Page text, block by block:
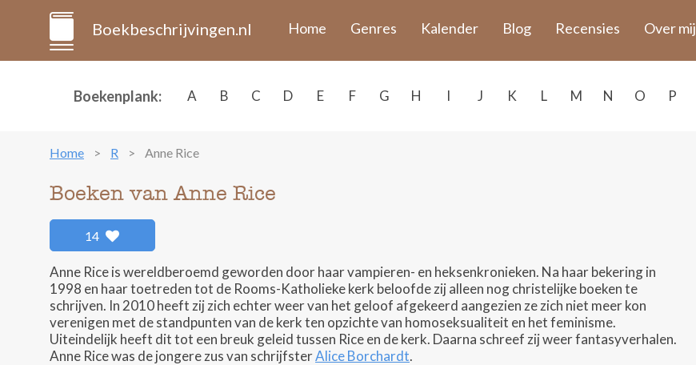
Boekbeschrijvingen.nl Home Genres Kalender Blog Recensies Over mij
Boekenplank: A B C D E F G H I J K L M N O P
Home R Anne Rice
Boeken van Anne Rice
14
Anne Rice is wereldberoemd geworden door haar vampieren- en heksenkronieken. Na haar bekering in
1998 en haar toetreden tot de Rooms-Katholieke kerk beloofde zij alleen nog christelijke boeken te
schrijven. In 2010 heeft zij zich echter weer van het geloof afgekeerd aangezien ze zich niet meer kon
verenigen met de standpunten van de kerk ten opzichte van homoseksualiteit en het feminisme.
Uiteindelijk heeft dit tot een breuk geleid tussen Rice en de kerk. Daarna schreef zij weer fantasyverhalen.
Anne Rice was de jongere zus van schrijfsterAlice Borchardt.